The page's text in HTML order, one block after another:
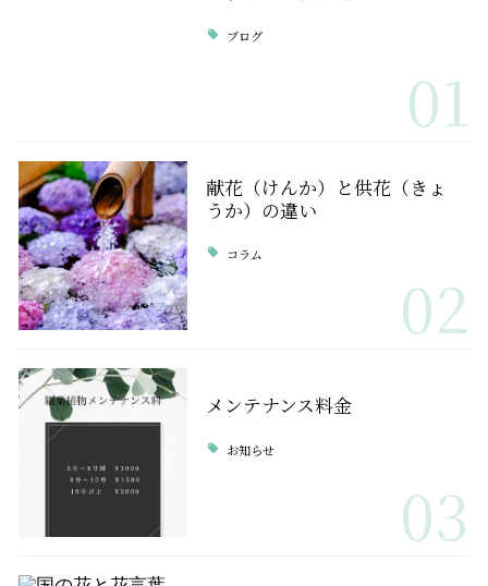
ブログ
01
献花（けんか）と供花（きょ
うか）の違い
コラム
02
メンテナンス料金
お知らせ
03